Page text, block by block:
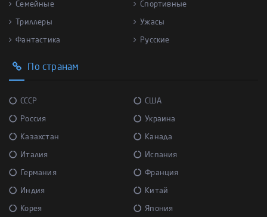
Семейные Спортивные
Триллеры Ужасы
Фантастика Русские
По странам
СССР США
Россия Украина
Казахстан Канада
Италия Испания
Германия Франция
Индия Китай
Корея Япония